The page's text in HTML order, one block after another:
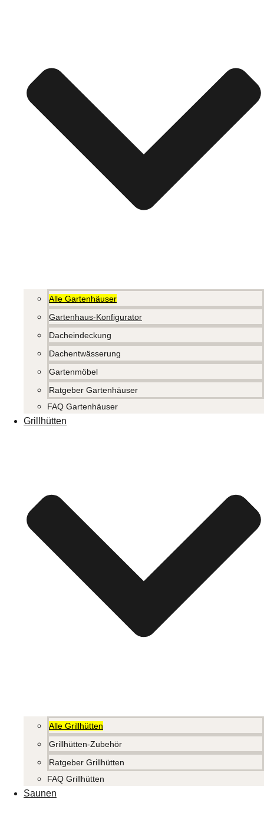
Alle Gartenhäuser
Gartenhaus-Konfigurator
Dacheindeckung
Dachentwässerung
Gartenmöbel
Ratgeber Gartenhäuser
FAQ Gartenhäuser
Grillhütten
Alle Grillhütten
Grillhütten-Zubehör
Ratgeber Grillhütten
FAQ Grillhütten
Saunen